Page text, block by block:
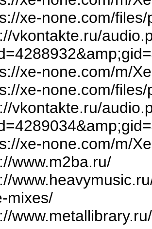
xe-none.com/
vkontakte.ru/
xe-none.com/m/
xe-none.com/
vkontakte.ru/
xe-none.com/m/
www.m2ba.ru/
mixes/